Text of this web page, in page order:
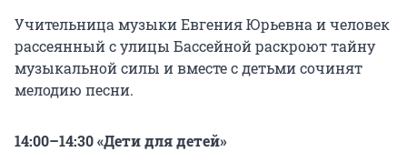
Учительница музыки Евгения Юрьевна и человек
рассеянный с улицы Бассейной раскроют тайну
музыкальной силы и вместе с детьми сочинят
мелодию песни.
14:00–14:30 «Дети для детей»